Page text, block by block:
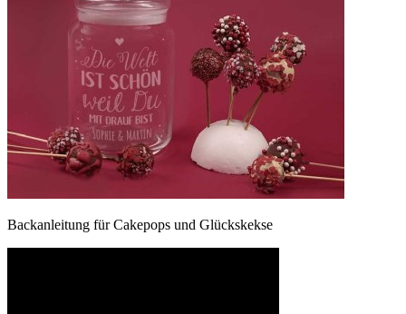
Backanleitung für Cakepops und Glückskekse